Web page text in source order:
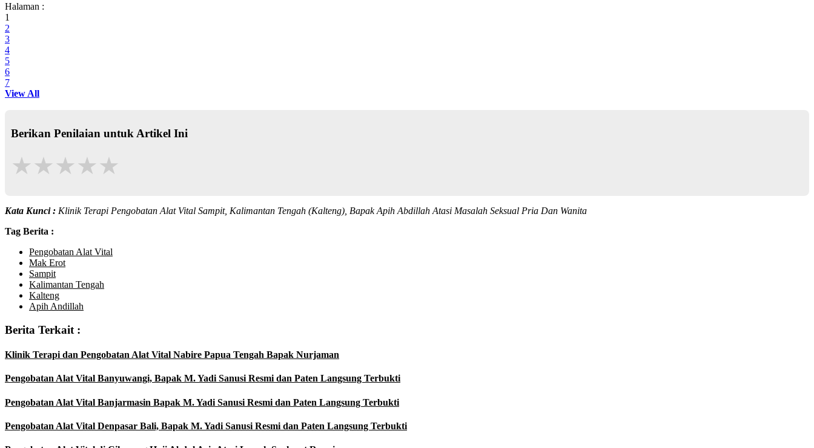
Halaman :
1
2
3
4
5
6
7
View All
Berikan Penilaian untuk Artikel Ini
★★★★★
Kata Kunci : Klinik Terapi Pengobatan Alat Vital Sampit, Kalimantan Tengah (Kalteng), Bapak Apih Abdillah Atasi Masalah Seksual Pria Dan Wanita
Tag Berita :
Pengobatan Alat Vital
Mak Erot
Sampit
Kalimantan Tengah
Kalteng
Apih Andillah
Berita Terkait :
Klinik Terapi dan Pengobatan Alat Vital Nabire Papua Tengah Bapak Nurjaman
Pengobatan Alat Vital Banyuwangi, Bapak M. Yadi Sanusi Resmi dan Paten Langsung Terbukti
Pengobatan Alat Vital Banjarmasin Bapak M. Yadi Sanusi Resmi dan Paten Langsung Terbukti
Pengobatan Alat Vital Denpasar Bali, Bapak M. Yadi Sanusi Resmi dan Paten Langsung Terbukti